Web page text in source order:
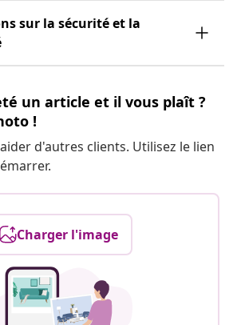
sur la sécurité et la
un article et il vous plaît ?
!
d'autres clients. Utilisez le lien
Charger l'image